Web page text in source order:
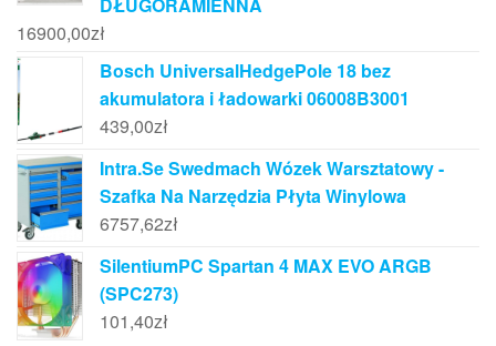
16900,00zł
Bosch UniversalHedgePole 18 bez
akumulatora i ładowarki 06008B3001
439,00zł
Intra.Se Swedmach Wózek Warsztatowy -
Szafka Na Narzędzia Płyta Winylowa
6757,62zł
SilentiumPC Spartan 4 MAX EVO ARGB
(SPC273)
101,40zł